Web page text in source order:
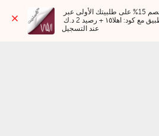
عند التسجيل